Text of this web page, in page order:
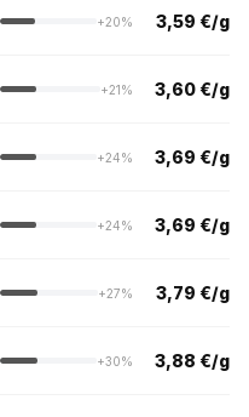
+20% 3,59 €/g
+21% 3,60 €/g
+24% 3,69 €/g
+24% 3,69 €/g
+27% 3,79 €/g
+30% 3,88 €/g